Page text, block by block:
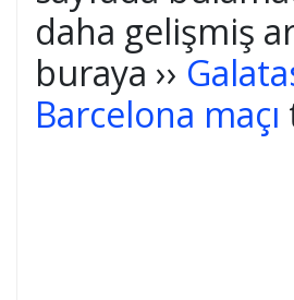
daha gelişmiş
buraya ››
Barcelona maçı